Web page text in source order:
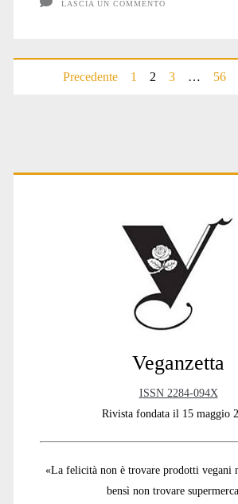
LASCIA UN COMMENTO
Paginazione
Precedente 1 2 3 … 56
Primary
Veganzetta
ISSN 2284-094X
Rivista fondata il 15 maggio
«La felicità non è trovare prodotti vegani
bensì non trovare